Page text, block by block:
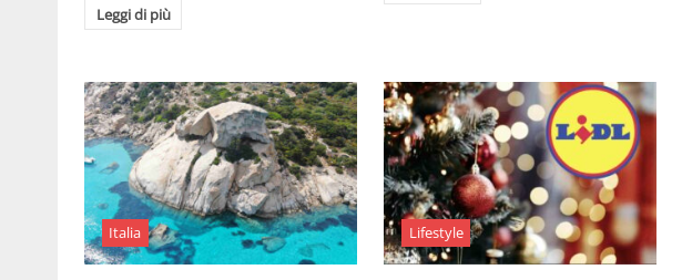
Leggi di più
Italia Lifestyle